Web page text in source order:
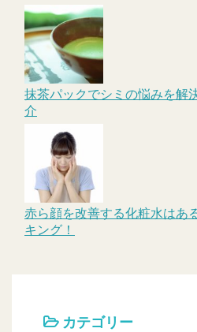
抹茶パックでシミの悩みを解
介
赤ら顔を改善する化粧水はあ
キング！
カテゴリー